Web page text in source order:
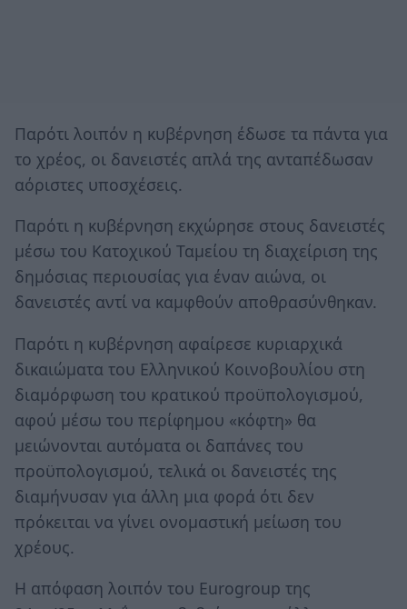
Παρότι λοιπόν η κυβέρνηση έδωσε τα πάντα για
το χρέος, οι δανειστές απλά της ανταπέδωσαν
αόριστες υποσχέσεις.
Παρότι η κυβέρνηση εκχώρησε στους δανειστές
μέσω του Κατοχικού Ταμείου τη διαχείριση της
δημόσιας περιουσίας για έναν αιώνα, οι
δανειστές αντί να καμφθούν αποθρασύνθηκαν.
Παρότι η κυβέρνηση αφαίρεσε κυριαρχικά
δικαιώματα του Ελληνικού Κοινοβουλίου στη
διαμόρφωση του κρατικού προϋπολογισμού,
αφού μέσω του περίφημου «κόφτη» θα
μειώνονται αυτόματα οι δαπάνες του
προϋπολογισμού, τελικά οι δανειστές της
διαμήνυσαν για άλλη μια φορά ότι δεν
πρόκειται να γίνει ονομαστική μείωση του
χρέους.
Η απόφαση λοιπόν του Eurogroup της